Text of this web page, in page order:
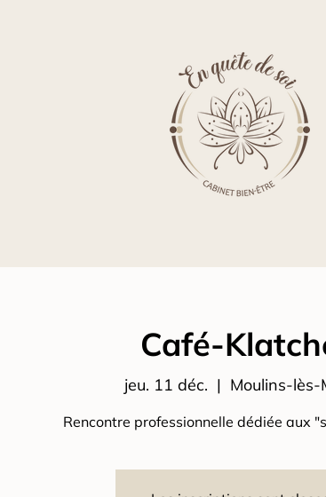
Café-
jeu. 11 déc.
  |
Moulins-lès-
Rencontre professionnelle dédiée aux